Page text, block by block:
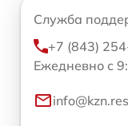
Служба
+7 (843)
Ежедневно с